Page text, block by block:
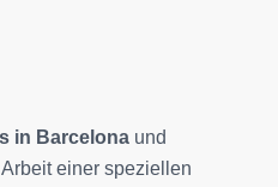
in Barcelona und
einer speziellen